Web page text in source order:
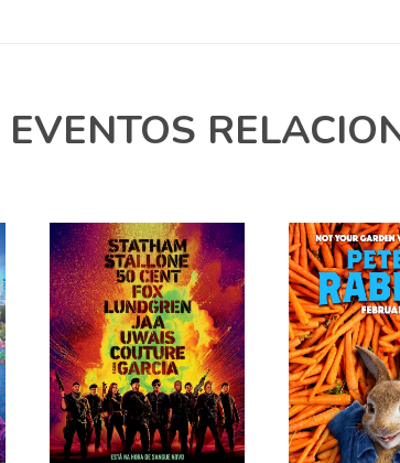
EVENTOS